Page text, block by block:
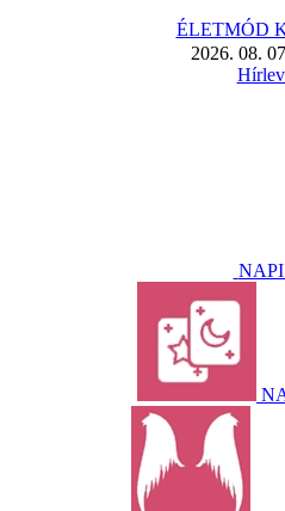
ÉLETMÓD
2026. 08.